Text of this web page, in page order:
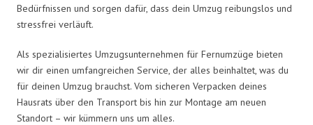
Bedürfnissen und sorgen dafür, dass dein Umzug reibungslos und
stressfrei verläuft.
Als spezialisiertes Umzugsunternehmen für Fernumzüge bieten
wir dir einen umfangreichen Service, der alles beinhaltet, was du
für deinen Umzug brauchst. Vom sicheren Verpacken deines
Hausrats über den Transport bis hin zur Montage am neuen
Standort – wir kümmern uns um alles.